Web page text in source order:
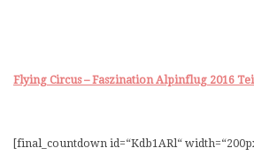
Flying Circus – Faszination Alpinflug 2016
[final_countdown id=“Kdb1ARl“